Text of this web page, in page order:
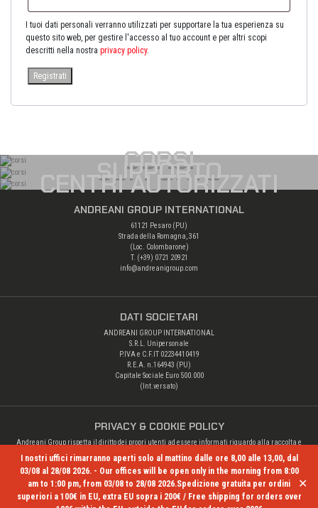
I nostri uffici rimarranno aperti solo al mattino dalle ore 8,00 alle 13,00, dal
03/08 al 28/08 2026. - Our offices will be open only in the morning from 8:00
am to 1:00 pm, from 03/08 to 28/08 2026.Spedizione gratuita per ordini
superiori a 100€ in EU, extra EU sopra i 200€ / Free shipping for orders over
✕
I tuoi dati personali verranno utilizzati per supportare la tua esperienza su
questo sito web, per gestire l'accesso al tuo account e per altri scopi
descritti nella nostra privacy policy.
Registrati
CORSI
SUPPORTO
CENTRI AUTORIZZATI
ANDREANI GROUP INTERNATIONAL
61121 Pesaro (PU)
Strada della Romagna, 361
(Loc. Colombarone)
T. (+39) 0721 20921
info@andreanigroup.com
DATI SOCIETARI
ANDREANI GROUP INTERNATIONAL
S.R.L. Unipersonale
P.IVA e C.F.IT 02234410419
R.E.A. n.164943 (PU)
Capitale Sociale Euro 500.000
(Int.versato)
PRIVACY & COOKIE POLICY
Andreani Group rispetta il diritto dei propri utenti ad essere informati riguardo alla raccolta e
alle altre operazioni di trattamento dei loro dati personali.
Privacy Policy
© Copyright 2026 Andreani Group. All rights reserved. - Credits